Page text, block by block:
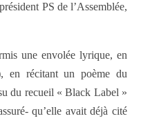
PS de l’Assemblée,
une envolée lyrique, en
en récitant un poème du
du recueil « Black Label »
qu’elle avait déjà cité